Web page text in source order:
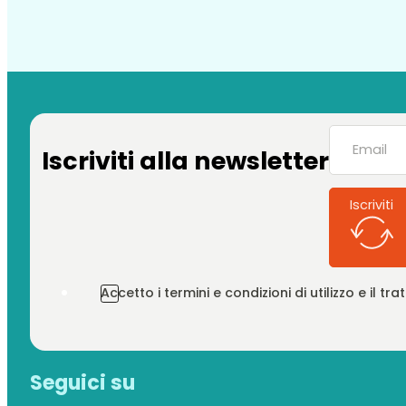
Iscriviti alla newsletter
Iscriviti
Accetto i termini e condizioni di utilizzo e il
Seguici su